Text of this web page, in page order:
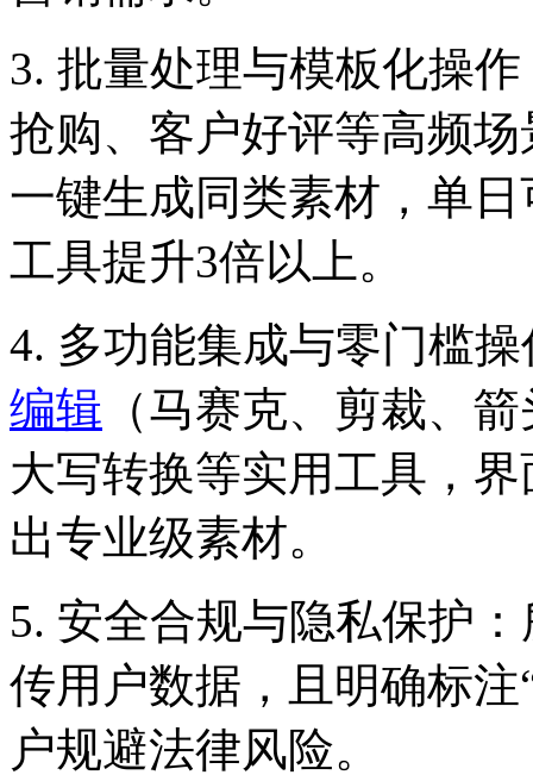
3. 批量处理与模板化操
抢购、客户好评等高频
一键生成同类素材，单
工具提升3倍以上。
4. 多功能集成与零门槛
编辑 （马赛克、剪裁、
大写转换等实用工具，
出专业级素材。
5. 安全合规与隐私保护
传用户数据，且明确标
户规避法律风险。